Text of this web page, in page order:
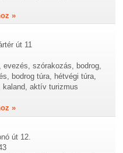
»
út 11
szórakozás, bodrog,
bodrog túra, hétvégi túra,
kaland, aktív turizmus
»
út 12.